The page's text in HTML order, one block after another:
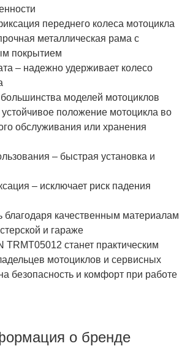
переднего колеса мотоцикла
металлическая рама с
покрытием
– надежно удерживает колесо
моделей мотоциклов
положение мотоцикла во
обслуживания или хранения
– быстрая установка и
– исключает риск падения
благодаря качественным материалам
и гараже
TRMT05012 станет практическим
мотоциклов и сервисных
безопасность и комфорт при работе
о бренде